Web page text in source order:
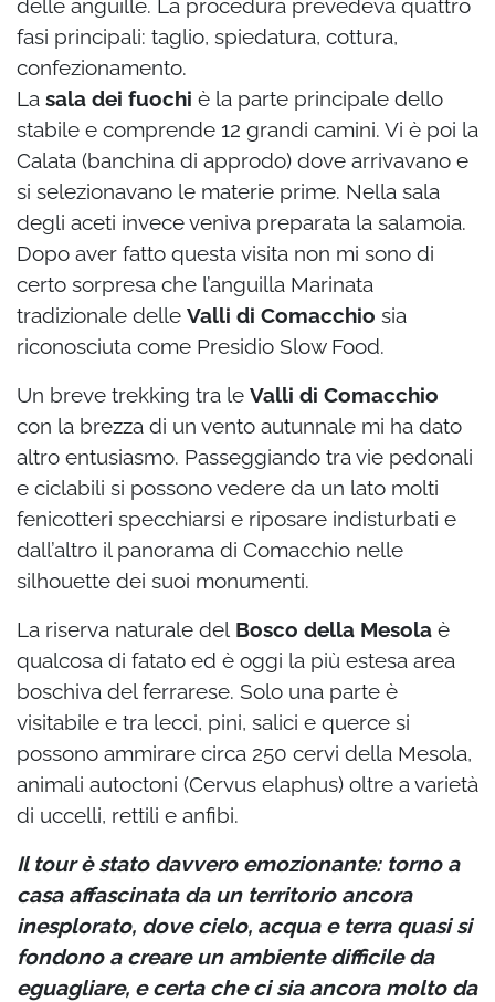
delle anguille. La procedura prevedeva quattro
fasi principali: taglio, spiedatura, cottura,
confezionamento.
La sala dei fuochi è la parte principale dello
stabile e comprende 12 grandi camini. Vi è poi la
Calata (banchina di approdo) dove arrivavano e
si selezionavano le materie prime. Nella sala
degli aceti invece veniva preparata la salamoia.
Dopo aver fatto questa visita non mi sono di
certo sorpresa che l’anguilla Marinata
tradizionale delle Valli di Comacchio sia
riconosciuta come Presidio Slow Food.
Un breve trekking tra le Valli di Comacchio
con la brezza di un vento autunnale mi ha dato
altro entusiasmo. Passeggiando tra vie pedonali
e ciclabili si possono vedere da un lato molti
fenicotteri specchiarsi e riposare indisturbati e
dall’altro il panorama di Comacchio nelle
silhouette dei suoi monumenti.
La riserva naturale del Bosco della Mesola è
qualcosa di fatato ed è oggi la più estesa area
boschiva del ferrarese. Solo una parte è
visitabile e tra lecci, pini, salici e querce si
possono ammirare circa 250 cervi della Mesola,
animali autoctoni (Cervus elaphus) oltre a varietà
di uccelli, rettili e anfibi.
Il tour è stato davvero emozionante: torno a
casa affascinata da un territorio ancora
inesplorato, dove cielo, acqua e terra quasi si
fondono a creare un ambiente difficile da
eguagliare, e certa che ci sia ancora molto da